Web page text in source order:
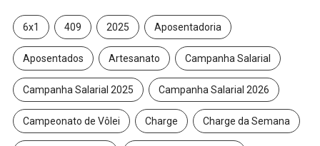
6x1 409 2025 Aposentadoria
Aposentados Artesanato Campanha Salarial
Campanha Salarial 2025 Campanha Salarial 2026
Campeonato de Vôlei Charge Charge da Semana